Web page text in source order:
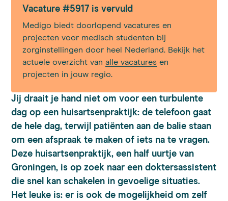
Vacature #5917 is vervuld
Medigo biedt doorlopend vacatures en
projecten voor medisch studenten bij
zorginstellingen door heel Nederland. Bekijk het
actuele overzicht vanalle vacatures en
projecten in jouw regio.
Jij draait je hand niet om voor een turbulente
dag op een huisartsenpraktijk: de telefoon gaat
de hele dag, terwijl patiënten aan de balie staan
om een afspraak te maken of iets na te vragen.
Deze huisartsenpraktijk, een half uurtje van
Groningen, is op zoek naar een doktersassistent
die snel kan schakelen in gevoelige situaties.
Het leuke is: er is ook de mogelijkheid om zelf